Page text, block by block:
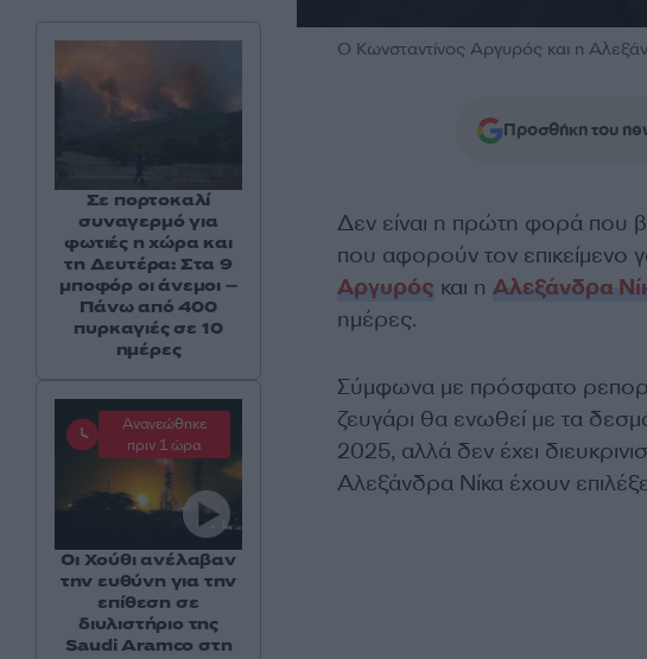
O Κωνσταντίνος Αργυρός και η
Προσθήκη του
Δεν είναι η πρώτη φορά που
που αφορούν τον επικείμενο
Αργυρός και η Αλεξάνδρα
ημέρες.
Σύμφωνα με πρόσφατο
ζευγάρι θα ενωθεί με τα
2025, αλλά δεν έχει
Αλεξάνδρα Νίκα έχουν
Σε πορτοκαλί
συναγερμό για
φωτιές η χώρα και
τη Δευτέρα: Στα 9
μποφόρ οι άνεμοι –
Πάνω από 400
πυρκαγιές σε 10
ημέρες
Ανανεώθηκε
πριν 1 ώρα
Οι Χούθι ανέλαβαν
την ευθύνη για την
επίθεση σε
διυλιστήριο της
Saudi Aramco στη